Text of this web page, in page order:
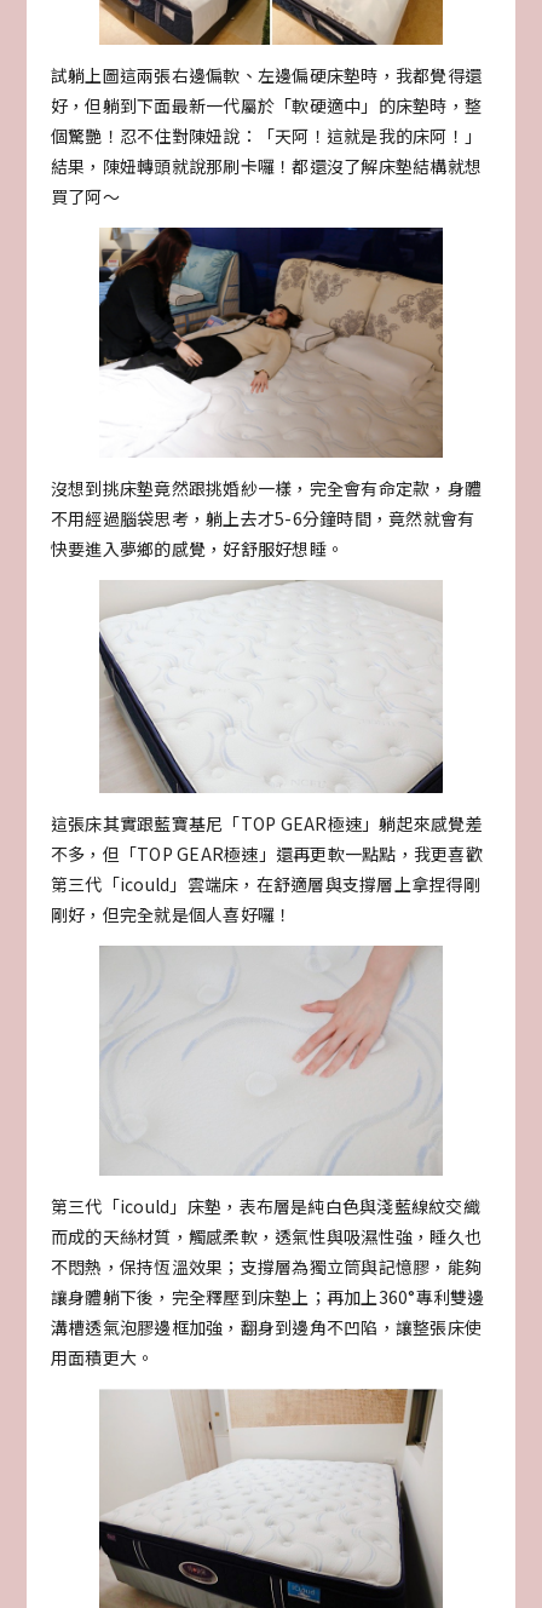
試躺上圖這兩張右邊偏軟、左邊偏硬床墊時，我都覺得還
好，但躺到下面最新一代屬於「軟硬適中」的床墊時，整
個驚艷！忍不住對陳妞說：「天阿！這就是我的床阿！」
結果，陳妞轉頭就說那刷卡囉！都還沒了解床墊結構就想
買了阿～
沒想到挑床墊竟然跟挑婚紗一樣，完全會有命定款，身體
不用經過腦袋思考，躺上去才5-6分鐘時間，竟然就會有
快要進入夢鄉的感覺，好舒服好想睡。
這張床其實跟藍寶基尼「TOP GEAR極速」躺起來感覺差
不多，但「TOP GEAR極速」還再更軟一點點，我更喜歡
第三代「icould」雲端床，在舒適層與支撐層上拿捏得剛
剛好，但完全就是個人喜好囉！
第三代「icould」床墊，表布層是純白色與淺藍線紋交織
而成的天絲材質，觸感柔軟，透氣性與吸濕性強，睡久也
不悶熱，保持恆溫效果；支撐層為獨立筒與記憶膠，能夠
讓身體躺下後，完全釋壓到床墊上；再加上360°專利雙邊
溝槽透氣泡膠邊框加強，翻身到邊角不凹陷，讓整張床使
用面積更大。